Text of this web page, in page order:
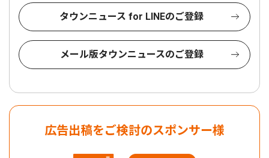
タウンニュース for LINEのご登録
メール版タウンニュースのご登録
広告出稿をご検討のスポンサー様